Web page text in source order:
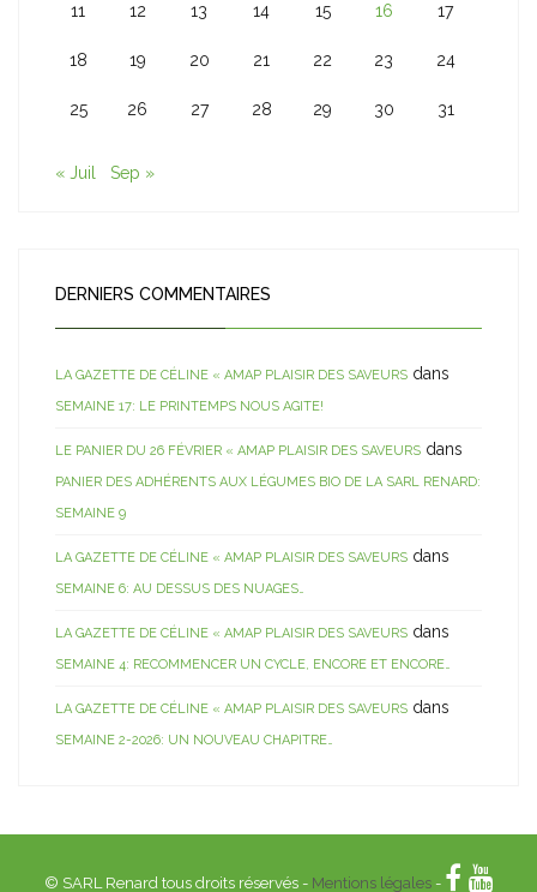
11 12 13 14 15 16 17
18 19 20 21 22 23 24
25 26 27 28 29 30 31
« Juil Sep »
DERNIERS COMMENTAIRES
LA GAZETTE DE CÉLINE « AMAP PLAISIR DES SAVEURS dans
SEMAINE 17: LE PRINTEMPS NOUS AGITE!
LE PANIER DU 26 FÉVRIER « AMAP PLAISIR DES SAVEURS dans
PANIER DES ADHÉRENTS AUX LÉGUMES BIO DE LA SARL RENARD:
SEMAINE 9
LA GAZETTE DE CÉLINE « AMAP PLAISIR DES SAVEURS dans
SEMAINE 6: AU DESSUS DES NUAGES…
LA GAZETTE DE CÉLINE « AMAP PLAISIR DES SAVEURS dans
SEMAINE 4: RECOMMENCER UN CYCLE, ENCORE ET ENCORE…
LA GAZETTE DE CÉLINE « AMAP PLAISIR DES SAVEURS dans
SEMAINE 2-2026: UN NOUVEAU CHAPITRE…
© SARL Renard tous droits réservés - Mentions légales-